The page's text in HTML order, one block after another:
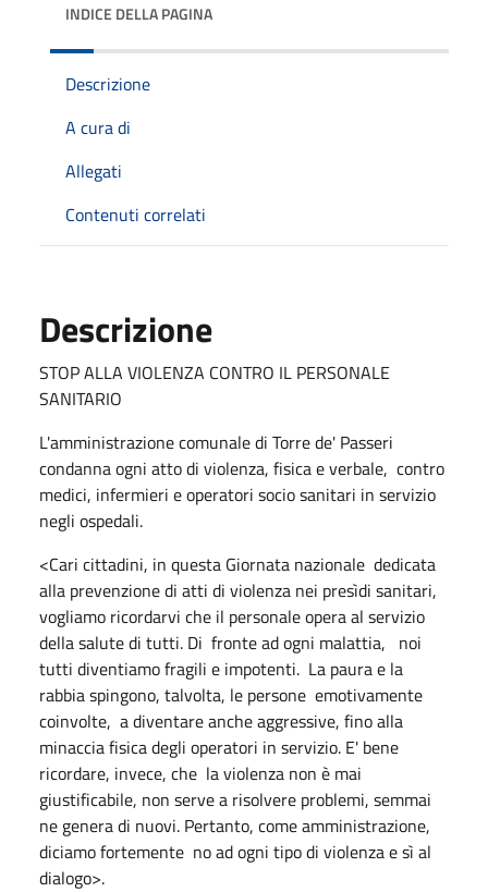
INDICE DELLA PAGINA
Descrizione
A cura di
Allegati
Contenuti correlati
Descrizione
STOP ALLA VIOLENZA CONTRO IL PERSONALE
SANITARIO
L'amministrazione comunale di Torre de' Passeri
condanna ogni atto di violenza, fisica e verbale, contro
medici, infermieri e operatori socio sanitari in servizio
negli ospedali.
<Cari cittadini, in questa Giornata nazionale dedicata
alla prevenzione di atti di violenza nei presìdi sanitari,
vogliamo ricordarvi che il personale opera al servizio
della salute di tutti. Di fronte ad ogni malattia, noi
tutti diventiamo fragili e impotenti. La paura e la
rabbia spingono, talvolta, le persone emotivamente
coinvolte, a diventare anche aggressive, fino alla
minaccia fisica degli operatori in servizio. E' bene
ricordare, invece, che la violenza non è mai
giustificabile, non serve a risolvere problemi, semmai
ne genera di nuovi. Pertanto, come amministrazione,
diciamo fortemente no ad ogni tipo di violenza e sì al
dialogo>.